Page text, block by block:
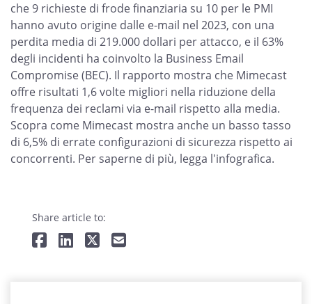
che 9 richieste di frode finanziaria su 10 per le PMI
hanno avuto origine dalle e-mail nel 2023, con una
perdita media di 219.000 dollari per attacco, e il 63%
degli incidenti ha coinvolto la Business Email
Compromise (BEC). Il rapporto mostra che Mimecast
offre risultati 1,6 volte migliori nella riduzione della
frequenza dei reclami via e-mail rispetto alla media.
Scopra come Mimecast mostra anche un basso tasso
di 6,5% di errate configurazioni di sicurezza rispetto ai
concorrenti. Per saperne di più, legga l'infografica.
Share article to: